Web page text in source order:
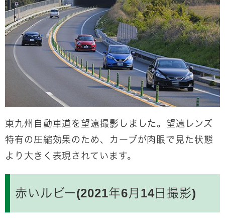
東九州自動車道を望遠撮影しました。望遠レンズ
特有の圧縮効果のため、カーブが肉眼で見た状態
より大きく表現されています。
赤いルビー(2021年6月14日撮影)